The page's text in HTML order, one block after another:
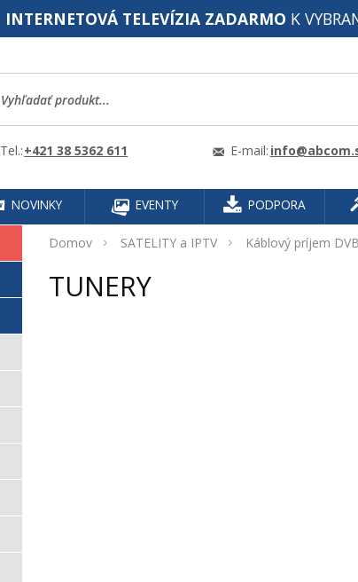
INTERNETOVÁ TELEVÍZIA ZADARMO K
Tel.:+421 38 5362 611 E-mail:
NOVINKY EVENTY PODPORA
Domov SATELITY a IPTV Káblový príjem
TUNERY